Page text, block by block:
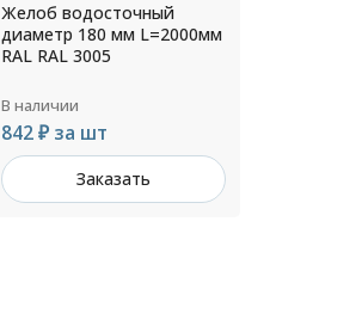
Желоб водосточный
диаметр 180 мм L=2000мм
RAL RAL 3005
В наличии
842 ₽ за шт
Заказать